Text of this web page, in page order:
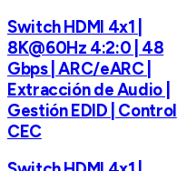
Switch HDMI 4x1 |
8K@60Hz 4:2:0 | 48
Gbps | ARC/eARC |
Extracción de Audio |
Gestión EDID | Control
CEC